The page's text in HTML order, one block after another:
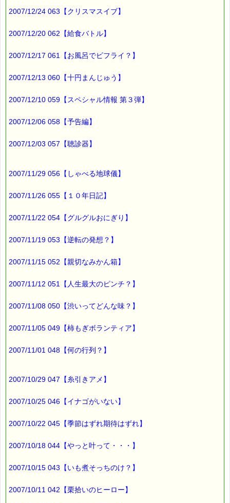
ハワイアンズを話題にしましたが、
そのハワイアンズに
こんにちは！
ｅパスタイム店長の
【季節はずれ期待はずれ】
15年以上も前の
ハワイアンズにあったんです！！
早速注文したら、
店員さんが、妙なことを聞いてきました。
どういう意味かよく分からなかったんですが、
ヤシの実ジュースをゲットしました (^_^)v
最初に飲んだのは
「おいしくない」
と返ってきました。
2007/12/24 063【クリスマスイブ】
2007/12/20 062【給食バトル】
2007/12/17 061【お風呂でビフライ？】
2007/12/13 060【十円まんじゅう】
2007/12/10 059【スペシャル情報 第３弾】
2007/12/06 058【予告編】
2007/12/03 057【聴診器】
2007/11/29 056【しゃべる地球儀】
2007/11/26 055【１０年日記】
2007/11/22 054【グルグルおにぎり】
2007/11/19 053【逆転の発想？】
2007/11/15 052【親切なみかん箱】
2007/11/12 051【人生最大のピンチ？】
2007/11/08 050【渋いってどんな味？】
2007/11/05 049【柿もぎボランティア】
2007/11/01 048【何の行列？】
2007/10/29 047【糸引きアメ】
2007/10/25 046【イナゴがいない】
2007/10/22 045【季節はずれ期待はずれ】
2007/10/18 044【やっと叶って・・・】
2007/10/15 043【いも煮そっちのけ？】
2007/10/11 042【栗拾いのヒーロー】